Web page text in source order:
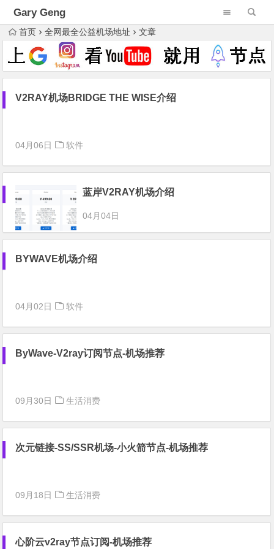
Gary Geng
首页 全网最全公益机场地址 文章
V2RAY机场BRIDGE THE WISE介绍
04月06日 软件
蓝岸V2RAY机场介绍
04月04日
BYWAVE机场介绍
04月02日 软件
ByWave-V2ray订阅节点-机场推荐
09月30日 生活消费
次元链接-SS/SSR机场-小火箭节点-机场推荐
09月18日 生活消费
心阶云v2ray节点订阅-机场推荐